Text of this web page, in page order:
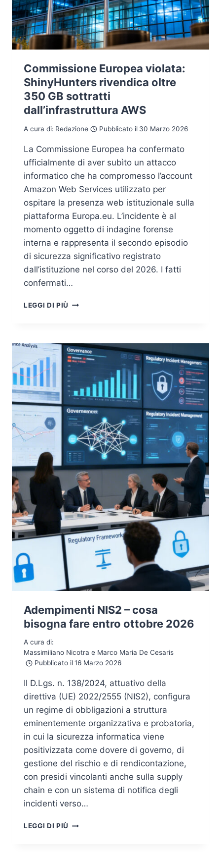
Commissione Europea violata:
ShinyHunters rivendica oltre
350 GB sottratti
dall’infrastruttura AWS
A cura di: Redazione Pubblicato il 30 Marzo 2026
La Commissione Europea ha confermato
ufficialmente di aver subìto un attacco
informatico che ha compromesso l’account
Amazon Web Services utilizzato per
ospitare la presenza web istituzionale sulla
piattaforma Europa.eu. L’incidente è al
momento oggetto di indagine forense
interna e rappresenta il secondo episodio
di sicurezza significativo registrato
dall’istituzione nel corso del 2026. I fatti
confermati…
LEGGI DI PIÙ COMMISSIONE
RIVENDICA
OLTRE
350
GB
SOTTRATTI
DALL’INFRASTRUTTURA
AWS
Adempimenti NIS2 – cosa
bisogna fare entro ottobre 2026
A cura di:
Massimiliano Nicotra e Marco Maria De Cesaris
Pubblicato il 16 Marzo 2026
Il D.Lgs. n. 138/2024, attuativo della
direttiva (UE) 2022/2555 (NIS2), configura
un regime di obbligazioni a struttura
eminentemente organizzativa e probatoria,
in cui la sicurezza informatica viene
positivizzata come dovere di governo, di
gestione del rischio e di rendicontazione,
con presidi vincolanti anche sulla supply
chain e con un sistema di notifica degli
incidenti verso…
LEGGI DI PIÙ ADEMPIMENTI